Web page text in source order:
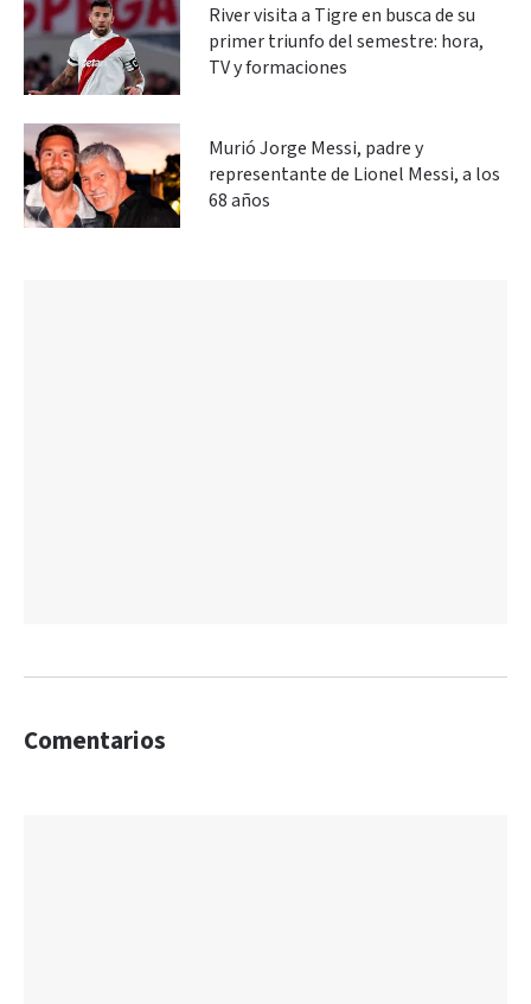
River visita a Tigre en busca de su
primer triunfo del semestre: hora,
TV y formaciones
Murió Jorge Messi, padre y
representante de Lionel Messi, a los
68 años
Comentarios